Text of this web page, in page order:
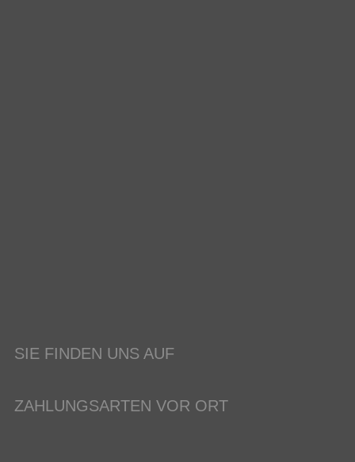
SIE FINDEN UNS AUF
ZAHLUNGSARTEN VOR ORT